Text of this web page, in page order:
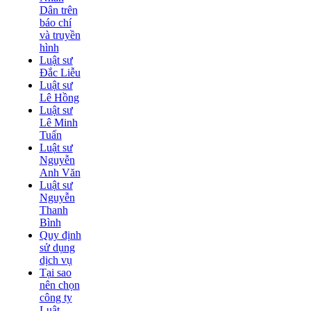
Dân trên
báo chí
và truyền
hình
Luật sư
Đắc Liễu
Luật sư
Lê Hồng
Luật sư
Lê Minh
Tuấn
Luật sư
Nguyễn
Anh Văn
Luật sư
Nguyễn
Thanh
Bình
Quy định
sử dụng
dịch vụ
Tại sao
nên chọn
công ty